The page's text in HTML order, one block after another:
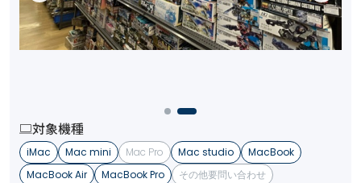
対象機種
iMac Mac mini Mac Pro Mac studio
MacBook
MacBook Air
MacBook Pro その他要問い合わせ